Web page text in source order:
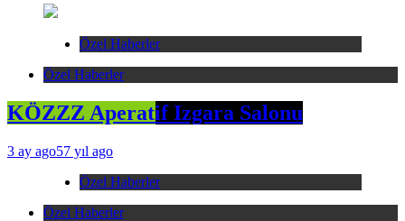
Özel Haberler
Özel Haberler
KÖZZZ Aperatif Izgara Salonu
3 ay ago57 yıl ago
Özel Haberler
Özel Haberler